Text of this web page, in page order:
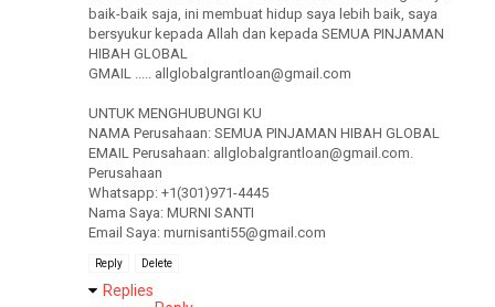
baik-baik saja, ini membuat hidup saya lebih baik, saya
bersyukur kepada Allah dan kepada SEMUA PINJAMAN
HIBAH GLOBAL
GMAIL ..... allglobalgrantloan@gmail.com
UNTUK MENGHUBUNGI KU
NAMA Perusahaan: SEMUA PINJAMAN HIBAH GLOBAL
EMAIL Perusahaan: allglobalgrantloan@gmail.com.
Perusahaan
Whatsapp: +1(301)971-4445
Nama Saya: MURNI SANTI
Email Saya: murnisanti55@gmail.com
Reply Delete
Replies